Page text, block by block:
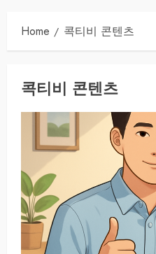
Home 콕티비 콘텐츠
콕티비 콘텐츠